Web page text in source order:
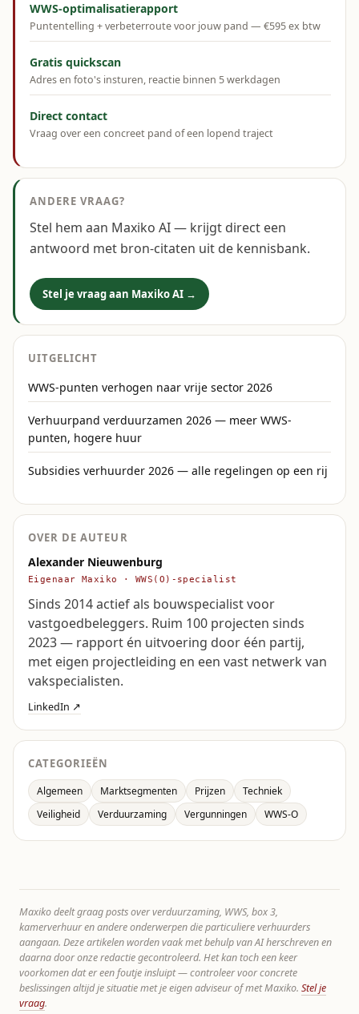
WWS-optimalisatierapport
Puntentelling + verbeterroute voor jouw pand — €595 ex btw
Gratis quickscan
Adres en foto's insturen, reactie binnen 5 werkdagen
Direct contact
Vraag over een concreet pand of een lopend traject
ANDERE VRAAG?
Stel hem aan Maxiko AI — krijgt direct een
antwoord met bron-citaten uit de kennisbank.
Stel je vraag aan Maxiko AI →
UITGELICHT
WWS-punten verhogen naar vrije sector 2026
Verhuurpand verduurzamen 2026 — meer WWS-
punten, hogere huur
Subsidies verhuurder 2026 — alle regelingen op een rij
OVER DE AUTEUR
Alexander Nieuwenburg
Eigenaar Maxiko · WWS(O)-specialist
Sinds 2014 actief als bouwspecialist voor
vastgoedbeleggers. Ruim 100 projecten sinds
2023 — rapport én uitvoering door één partij,
met eigen projectleiding en een vast netwerk van
vakspecialisten.
LinkedIn ↗
CATEGORIEËN
Algemeen Marktsegmenten Prijzen
Techniek
Veiligheid
Verduurzaming Vergunningen WWS-O
Maxiko deelt graag posts over verduurzaming, WWS, box 3,
kamerverhuur en andere onderwerpen die particuliere verhuurders
aangaan. Deze artikelen worden vaak met behulp van AI herschreven en
daarna door onze redactie gecontroleerd. Het kan toch een keer
voorkomen dat er een foutje insluipt — controleer voor concrete
beslissingen altijd je situatie met je eigen adviseur of met Maxiko. Stel je
vraag.